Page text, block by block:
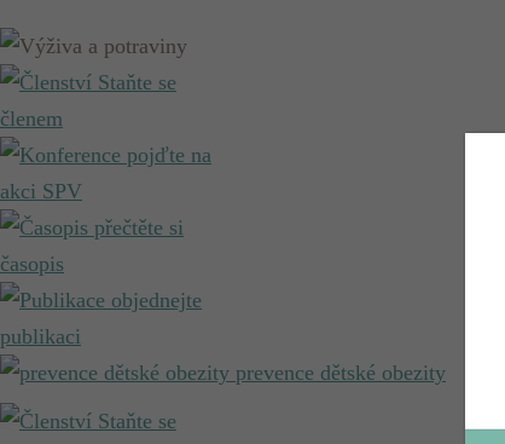
Staňte se
členem
pojďte na
akci SPV
přečtěte si
časopis
objednejte
publikaci
prevence dětské obezity
Staňte se